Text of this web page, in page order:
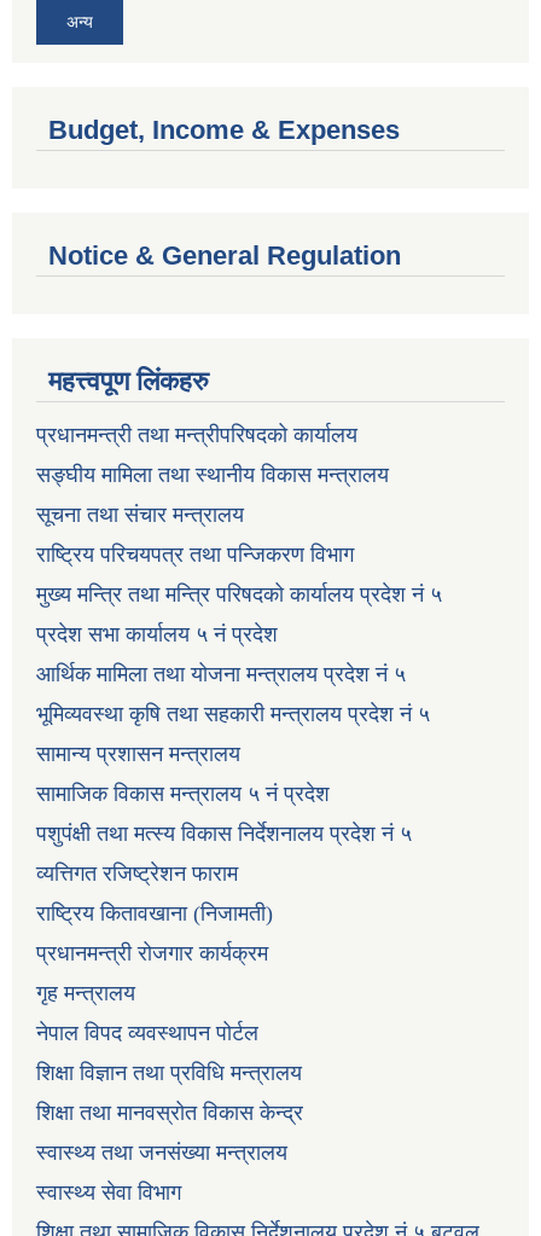
अन्य
Budget, Income & Expenses
Notice & General Regulation
महत्त्वपूण लिंकहरु
प्रधानमन्त्री तथा मन्त्रीपरिषदको कार्यालय
सङ्घीय मामिला तथा स्थानीय विकास मन्त्रालय
सूचना तथा संचार मन्त्रालय
राष्ट्रिय परिचयपत्र तथा पन्जिकरण विभाग
मुख्य मन्त्रि तथा मन्त्रि परिषदको कार्यालय प्रदेश नं ५
प्रदेश सभा कार्यालय ५ नं प्रदेश
आर्थिक मामिला तथा योजना मन्त्रालय प्रदेश नं ५
भूमिव्यवस्था कृषि तथा सहकारी मन्त्रालय प्रदेश नं ५
सामान्य प्रशासन मन्त्रालय
सामाजिक विकास मन्त्रालय ५ नं प्रदेश
पशुपंक्षी तथा मत्स्य विकास निर्देशनालय प्रदेश नं ५
व्यत्तिगत रजिष्ट्रेशन फाराम
राष्ट्रिय कितावखाना (निजामती)
प्रधानमन्त्री रोजगार कार्यक्रम
गृह मन्त्रालय
नेपाल विपद व्यवस्थापन पोर्टल
शिक्षा विज्ञान तथा प्रविधि मन्त्रालय
शिक्षा तथा मानवस्रोत विकास केन्द्र
स्वास्थ्य तथा जनसंख्या मन्त्रालय
स्वास्थ्य सेवा विभाग